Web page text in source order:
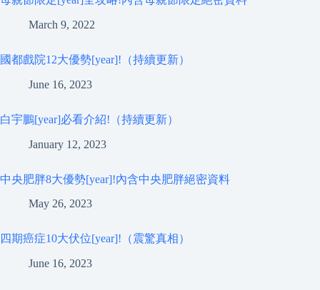
March 9, 2022
國都戲院12大優勢[year]!（持續更新）
June 16, 2023
白宇鵬[year]必看介紹!（持續更新）
January 12, 2023
中央肥胖8大優勢[year]!內含中央肥胖絕密資料
May 26, 2023
四期癌症10大伏位[year]!（震驚真相）
June 16, 2023